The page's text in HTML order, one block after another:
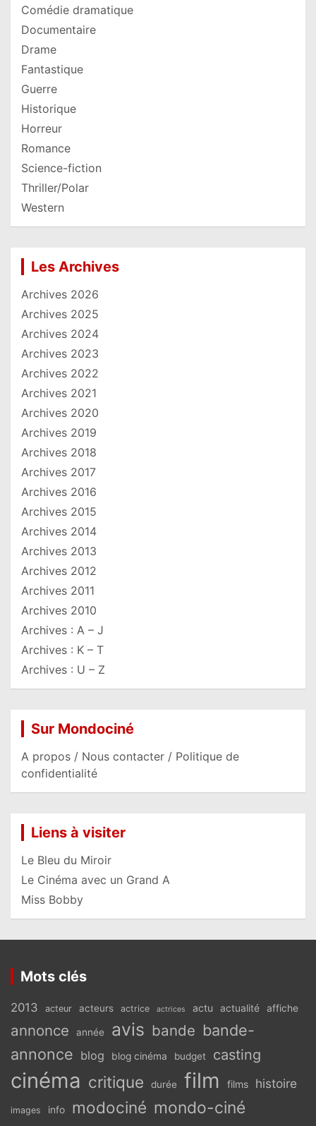
Comédie dramatique
Documentaire
Drame
Fantastique
Guerre
Historique
Horreur
Romance
Science-fiction
Thriller/Polar
Western
Les Archives
Archives 2026
Archives 2025
Archives 2024
Archives 2023
Archives 2022
Archives 2021
Archives 2020
Archives 2019
Archives 2018
Archives 2017
Archives 2016
Archives 2015
Archives 2014
Archives 2013
Archives 2012
Archives 2011
Archives 2010
Archives : A – J
Archives : K – T
Archives : U – Z
Sur Mondociné
A propos / Nous contacter / Politique de
confidentialité
Liens à visiter
Le Bleu du Miroir
Le Cinéma avec un Grand A
Miss Bobby
Mots clés
2013 acteur acteurs actrice actrices actu actualité affiche
annonce année avis bande bande-
annonce blog blog cinéma budget casting
cinéma critique durée film films histoire
images info modociné mondo-ciné